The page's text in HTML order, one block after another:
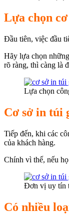
Lựa chọn
Đầu tiên, việc đầu
Hãy lựa chọn
rõ ràng, thì càng là
Lựa chọn
Cơ sở in túi
Tiếp đến, khi các
của khách hàng.
Chính vì thế, nếu
Đơn vị uy tín
Có nhiều